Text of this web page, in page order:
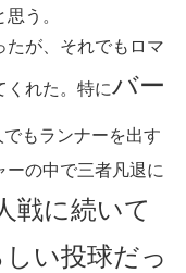
う。
たが、それでもロマ
くれた。特にバー
もランナーを出す
ーの中で三者凡退に
戦に続いて
い投球だっ